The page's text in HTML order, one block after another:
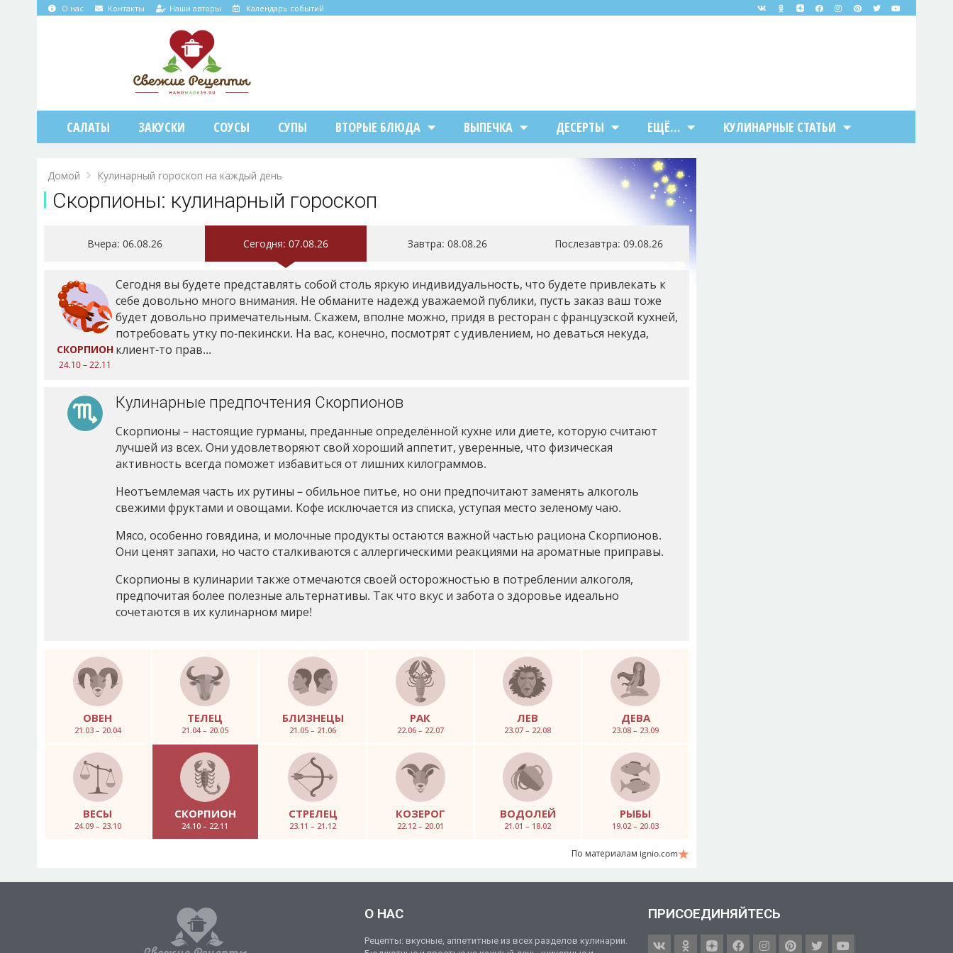
О нас Контакты Наши авторы Календарь событий
САЛАТЫ ЗАКУСКИ СОУСЫ СУПЫ ВТОРЫЕ БЛЮДА ВЫПЕЧКА ДЕСЕРТЫ ЕЩЁ… КУЛИНАРНЫЕ СТАТЬИ
Домой Кулинарный гороскоп на каждый день
Скорпионы: кулинарный гороскоп
Вчера: 06.08.26 Сегодня: 07.08.26 Завтра: 08.08.26 Послезавтра: 09.08.26
СКОРПИОН
24.10 – 22.11
Сегодня вы будете представлять собой столь яркую индивидуальность, что будете привлекать к
себе довольно много внимания. Не обманите надежд уважаемой публики, пусть заказ ваш тоже
будет довольно примечательным. Скажем, вполне можно, придя в ресторан с французской кухней,
потребовать утку по-пекински. На вас, конечно, посмотрят с удивлением, но деваться некуда,
клиент-то прав...
Кулинарные предпочтения Скорпионов
Скорпионы – настоящие гурманы, преданные определённой кухне или диете, которую считают
лучшей из всех. Они удовлетворяют свой хороший аппетит, уверенные, что физическая
активность всегда поможет избавиться от лишних килограммов.
Неотъемлемая часть их рутины – обильное питье, но они предпочитают заменять алкоголь
свежими фруктами и овощами. Кофе исключается из списка, уступая место зеленому чаю.
Мясо, особенно говядина, и молочные продукты остаются важной частью рациона Скорпионов.
Они ценят запахи, но часто сталкиваются с аллергическими реакциями на ароматные приправы.
Скорпионы в кулинарии также отмечаются своей осторожностью в потреблении алкоголя,
предпочитая более полезные альтернативы. Так что вкус и забота о здоровье идеально
сочетаются в их кулинарном мире!
ОВЕН
21.03 – 20.04
ТЕЛЕЦ
21.04 – 20.05
БЛИЗНЕЦЫ
21.05 – 21.06
РАК
22.06 – 22.07
ЛЕВ
23.07 – 22.08
ДЕВА
23.08 – 23.09
ВЕСЫ
24.09 – 23.10
СКОРПИОН
24.10 – 22.11
СТРЕЛЕЦ
23.11 – 21.12
КОЗЕРОГ
22.12 – 20.01
ВОДОЛЕЙ
21.01 – 18.02
РЫБЫ
19.02 – 20.03
По материалам ignio.com
О НАС
Рецепты: вкусные, аппетитные из всех разделов кулинарии.
ПРИСОЕДИНЯЙТЕСЬ